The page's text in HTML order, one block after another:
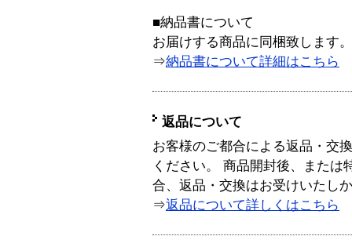
■納品書について
お届けする商品に同梱致します。
⇒納品書について詳細はこちら
返品について
お客様のご都合による返品・交
ください。 商品開封後、または
合、返品・交換はお受けいたし
⇒返品について詳しくはこちら